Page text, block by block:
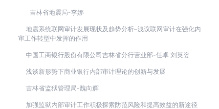
吉林省地震局-李娜
地震系统联网审计发展现状及趋势分析–浅议联网审计在强化内
审工作转型中发挥的作用
中国工商银行股份有限公司吉林省分行营业部-任卓 刘英姿
浅谈新形势下商业银行内部审计理论的创新与发展
吉林省监狱管理局-魏向辉
加强监狱内部审计工作积极探索防范风险和提高效益的新途径